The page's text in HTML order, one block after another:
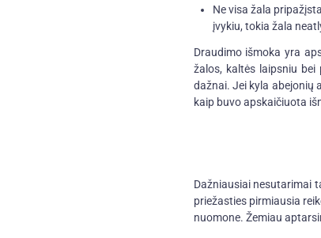
Ne visa žala
įvykiu, tokia žala
Draudimo išmoka yra
žalos, kaltės laipsniu
dažnai. Jei kyla abejonių
kaip buvo apskaičiuota
Dažniausiai nesutarimai
priežasties pirmiausia
nuomone. Žemiau